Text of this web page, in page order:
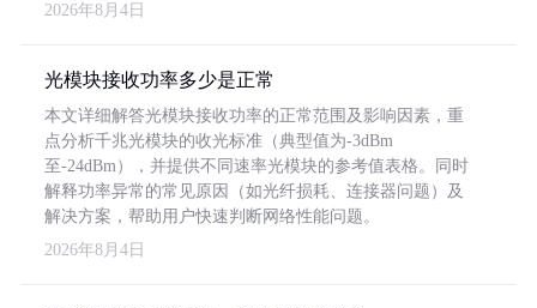
2026年8月4日
光模块接收功率多少是正常
本文详细解答光模块接收功率的正常范围及影响因素，重
点分析千兆光模块的收光标准（典型值为-3dBm
至-24dBm），并提供不同速率光模块的参考值表格。同时
解释功率异常的常见原因（如光纤损耗、连接器问题）及
解决方案，帮助用户快速判断网络性能问题。
2026年8月4日